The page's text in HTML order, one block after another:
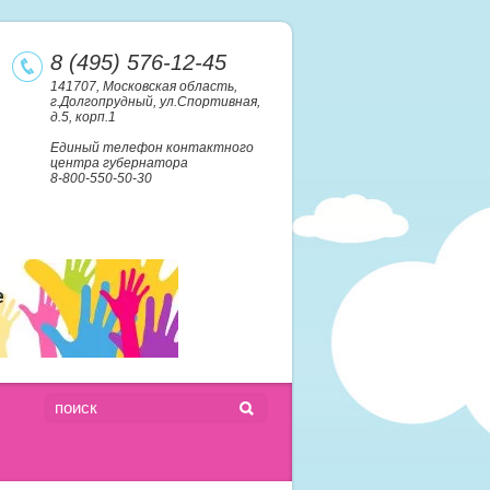
8 (495) 576-12-45
141707, Московская область,
г.Долгопрудный, ул.Спортивная,
д.5, корп.1
Единый телефон контактного
центра губернатора
8-800-550-50-30